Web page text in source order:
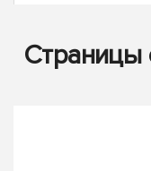
Страницы